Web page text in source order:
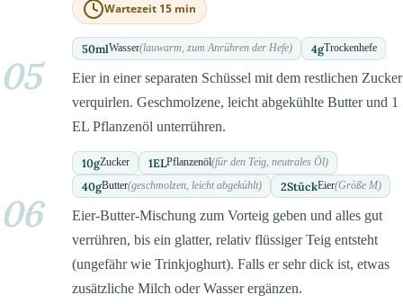
Wartezeit 15 min
50mlWasser(lauwarm, zum Anrühren der Hefe) 4gTrockenhefe
05
Eier in einer separaten Schüssel mit dem restlichen Zucker
verquirlen. Geschmolzene, leicht abgekühlte Butter und 1
EL Pflanzenöl unterrühren.
10gZucker 1ELPflanzenöl(für den Teig, neutrales Öl)
40gButter(geschmolzen, leicht abgekühlt) 2StückEier(Größe M)
06
Eier-Butter-Mischung zum Vorteig geben und alles gut
verrühren, bis ein glatter, relativ flüssiger Teig entsteht
(ungefähr wie Trinkjoghurt). Falls er sehr dick ist, etwas
zusätzliche Milch oder Wasser ergänzen.